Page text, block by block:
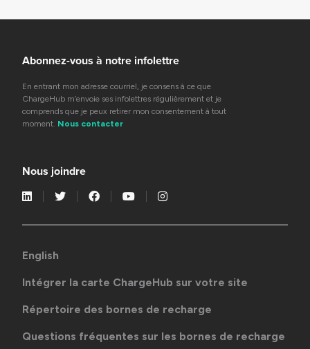
Abonnez-vous à notre infolettre
En entrant mon adresse courriel, je consens à ce que
ChargeHub m’envoie ses infolettres régulièrement et je
comprends que je peux retirer mon consentement à tout
moment. Nous contacter
Nous joindre
English
Intégrer la carte ChargeHub sur votre site
Répertoire des bornes de recharge
Questions fréquentes sur les bornes de recharge